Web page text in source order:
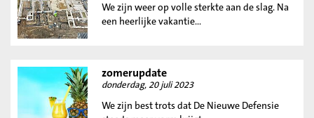
We zijn weer op volle sterkte aan de slag. Na
een heerlijke vakantie...
zomerupdate
donderdag, 20 juli 2023
We zijn best trots dat De Nieuwe Defensie